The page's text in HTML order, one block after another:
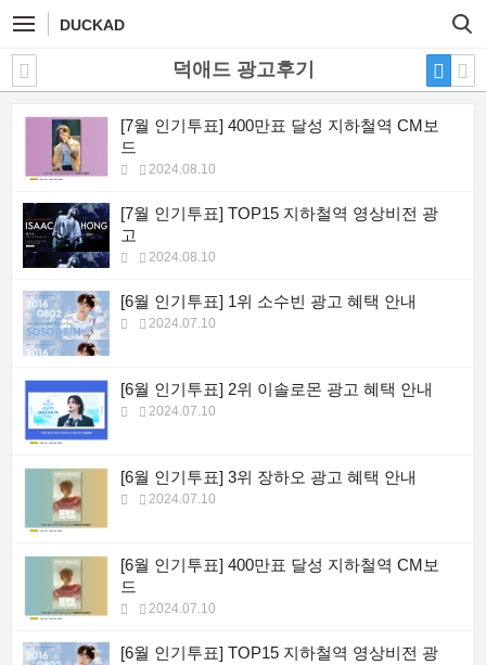
DUCKAD
덕애드 광고후기
[7월 인기투표] 400만표 달성 지하철역 CM보
드
2024.08.10
[7월 인기투표] TOP15 지하철역 영상비전 광
고
2024.08.10
[6월 인기투표] 1위 소수빈 광고 혜택 안내
2024.07.10
[6월 인기투표] 2위 이솔로몬 광고 혜택 안내
2024.07.10
[6월 인기투표] 3위 장하오 광고 혜택 안내
2024.07.10
[6월 인기투표] 400만표 달성 지하철역 CM보
드
2024.07.10
[6월 인기투표] TOP15 지하철역 영상비전 광